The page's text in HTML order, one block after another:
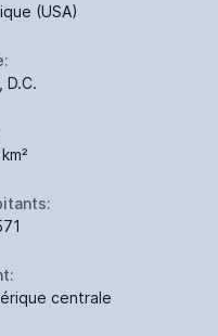
(USA)
D.C.
centrale